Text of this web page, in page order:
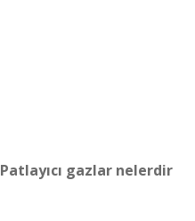
Patlayıcı gazlar nelerdir